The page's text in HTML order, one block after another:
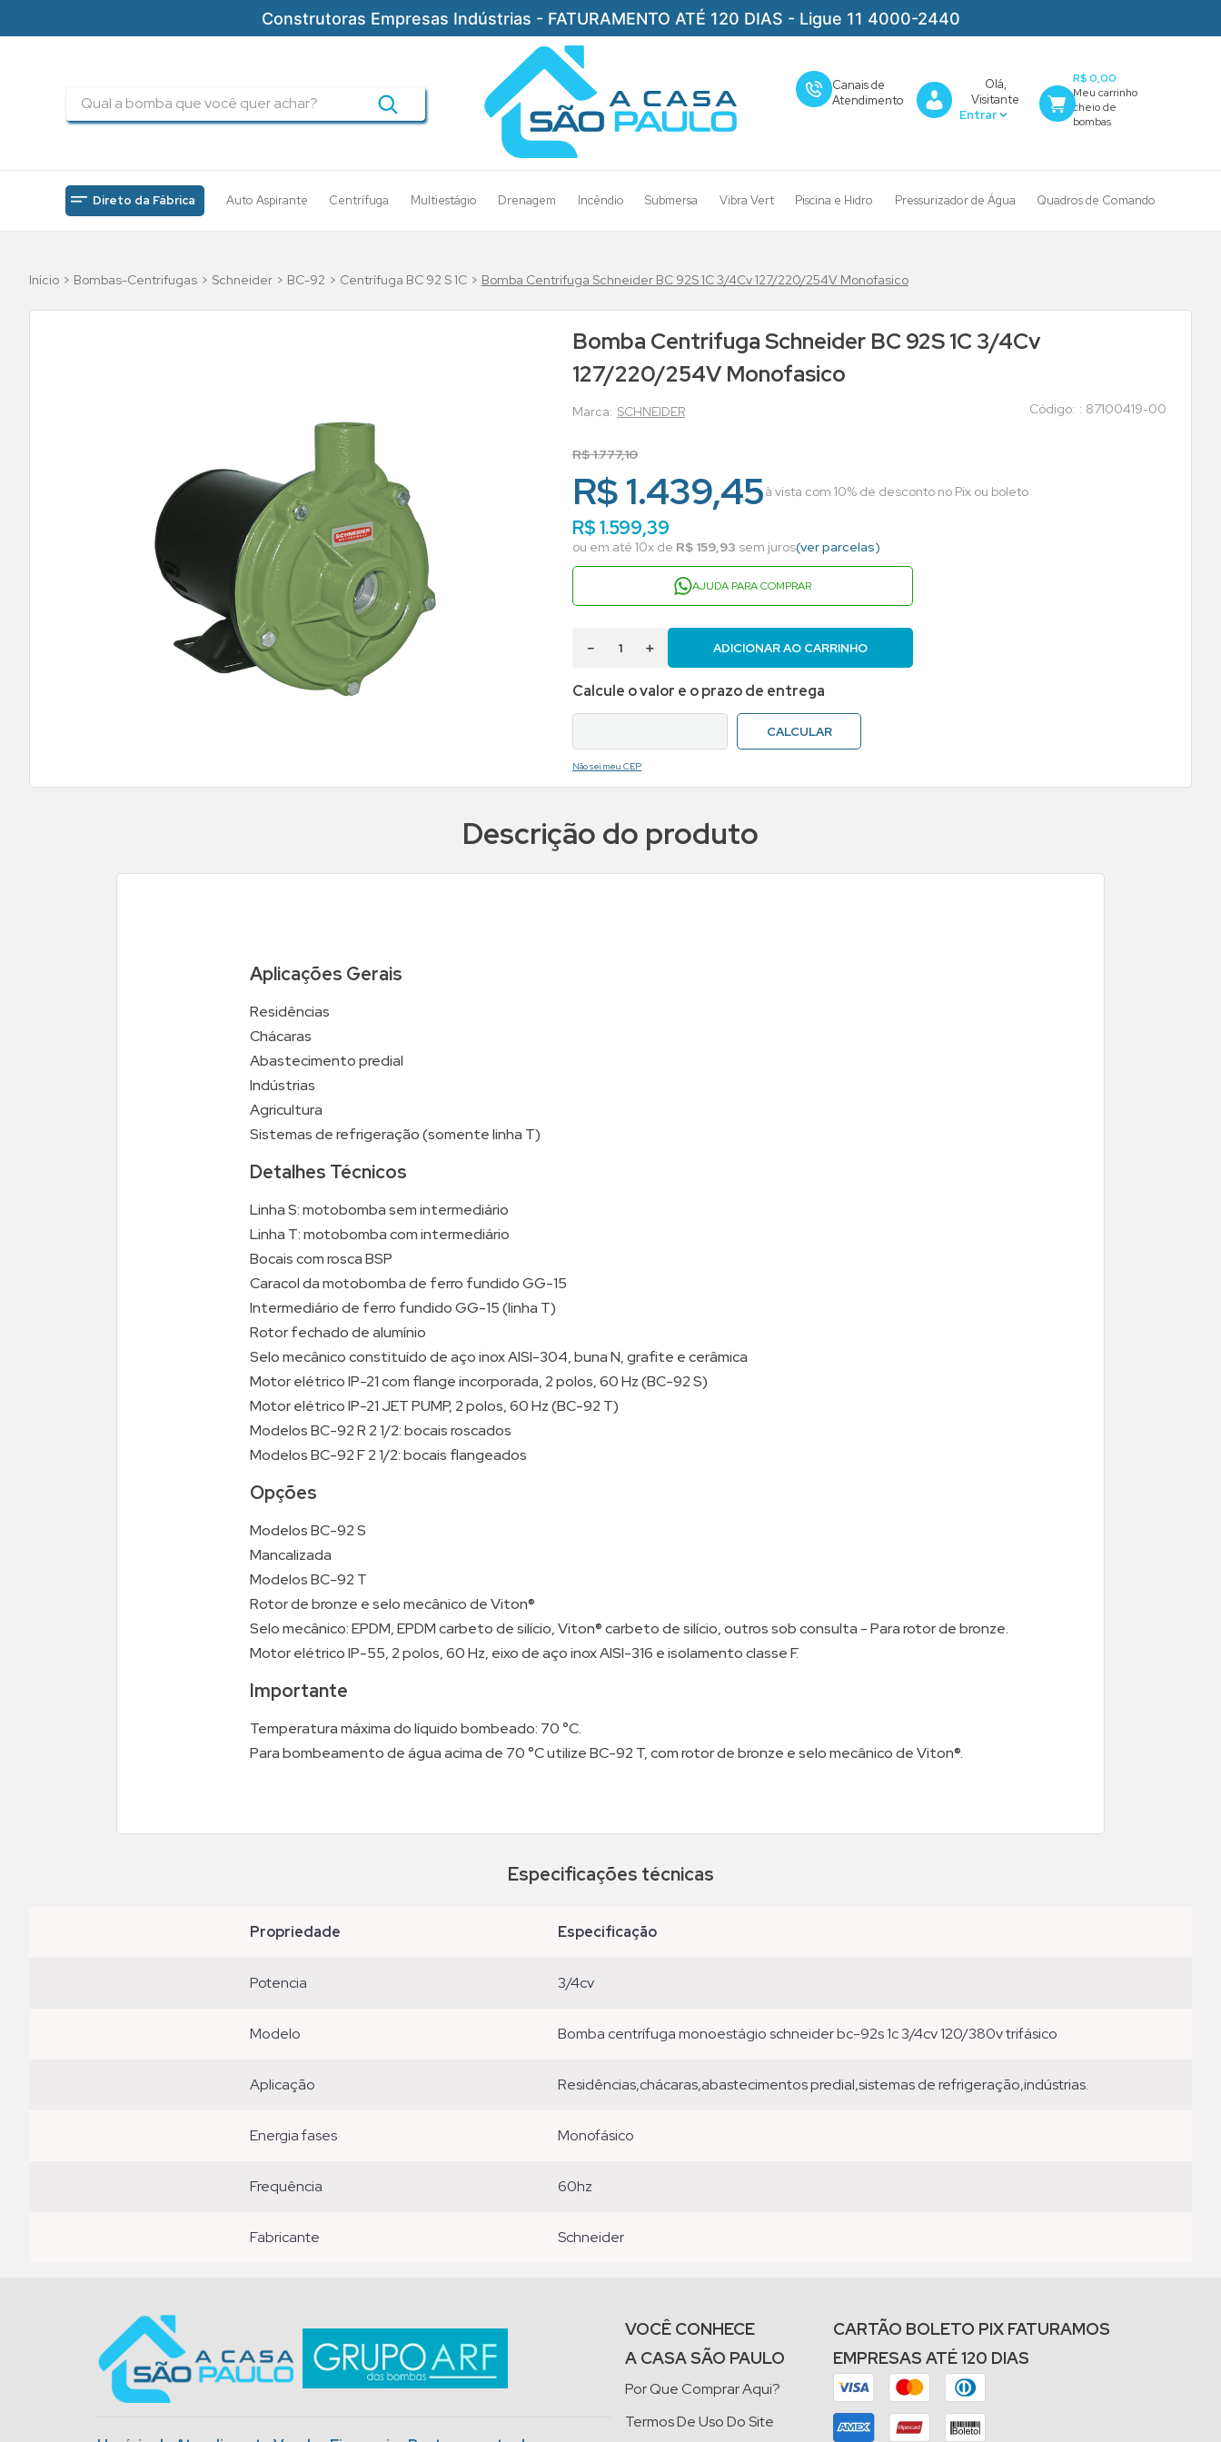
Construtoras Empresas Indústrias - FATURAMENTO ATÉ 120 DIAS - Ligue 11 4000-2440
Canais de
Atendimento
Olá,
Visitante
R$ 0,00
Direto da Fábrica Auto Aspirante Centrífuga Multiestágio Drenagem Incêndio Submersa Vibra Vert Piscina e Hidro Pressurizador de Água Quadros de Comando
Bombas-Centrifugas Schneider BC-92 Centrífuga BC 92 S 1C Bomba Centrifuga Schneider BC 92S 1C 3/4Cv 127/220/254V Monofasico
Bomba Centrifuga Schneider BC 92S 1C 3/4Cv
127/220/254V Monofasico
SCHNEIDER : 87100419-00
R$1.777,10
R$ 1.439,45à vista com 10% de desconto no Pix ou boleto
R$1.599,39
ou em até 10x de R$ 159,93 sem juros(ver parcelas)
AJUDA PARA COMPRAR
＋
－ ADICIONAR AO CARRINHO
Não sei meu CEP
Descrição do produto
Aplicações Gerais
Residências
Chácaras
Abastecimento predial
Indústrias
Agricultura
Sistemas de refrigeração (somente linha T)
Detalhes Técnicos
Linha S: motobomba sem intermediário
Linha T: motobomba com intermediário
Bocais com rosca BSP
Caracol da motobomba de ferro fundido GG-15
Intermediário de ferro fundido GG-15 (linha T)
Rotor fechado de alumínio
Selo mecânico constituído de aço inox AISI-304, buna N, grafite e cerâmica
Motor elétrico IP-21 com flange incorporada, 2 polos, 60 Hz (BC-92 S)
Motor elétrico IP-21 JET PUMP, 2 polos, 60 Hz (BC-92 T)
Modelos BC-92 R 2 1/2: bocais roscados
Modelos BC-92 F 2 1/2: bocais flangeados
Opções
Modelos BC-92 S
Mancalizada
Modelos BC-92 T
Rotor de bronze e selo mecânico de Viton®
Selo mecânico: EPDM, EPDM carbeto de silício, Viton® carbeto de silício, outros sob consulta - Para rotor de bronze.
Motor elétrico IP-55, 2 polos, 60 Hz, eixo de aço inox AISI-316 e isolamento classe F.
Importante
Temperatura máxima do líquido bombeado: 70 °C.
Para bombeamento de água acima de 70 °C utilize BC-92 T, com rotor de bronze e selo mecânico de Viton®.
Especificações técnicas
propriedade especificação
potencia 3/4cv
modelo bomba centrífuga monoestágio schneider bc-92s 1c 3/4cv 120/380v trifásico
aplicação residências,chácaras,abastecimentos predial,sistemas de refrigeração,indústrias.
energia fases monofásico
frequência 60hz
fabricante schneider
VOCÊ CONHECE
A CASA SÃO PAULO
Por Que Comprar Aqui?
Termos De Uso Do Site
CARTÃO BOLETO PIX FATURAMOS
EMPRESAS ATÉ 120 DIAS
drenagem